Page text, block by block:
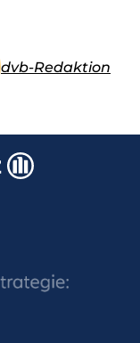
dvb-Redaktion